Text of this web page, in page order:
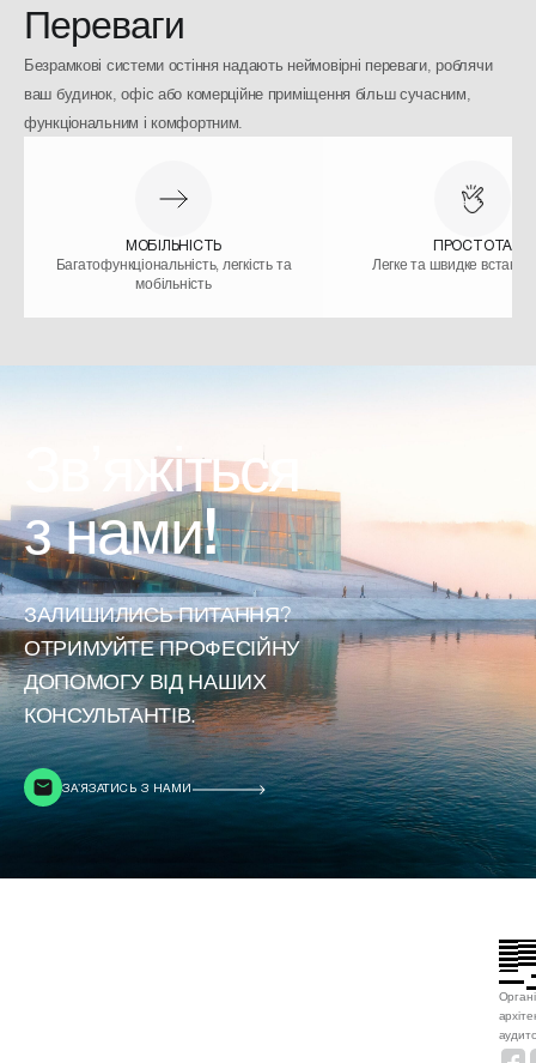
Переваги
Безрамкові системи остіння надають неймовірні переваги, роблячи
ваш будинок, офіс або комерційне приміщення більш сучасним,
функціональним і комфортним.
МОБІЛЬНІСТЬ
Багатофункціональність, легкість та
мобільність
ПРОСТОТА
Легке та швидке
Звʼяжіться
з нами!
ЗАЛИШИЛИСЬ ПИТАННЯ?
ОТРИМУЙТЕ ПРОФЕСІЙНУ
ДОПОМОГУ ВІД НАШИХ
КОНСУЛЬТАНТІВ.
ЗАʼЯЗАТИСЬ З НАМИ